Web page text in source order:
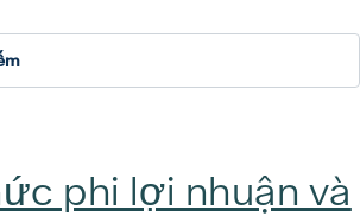
phi lợi nhuận và